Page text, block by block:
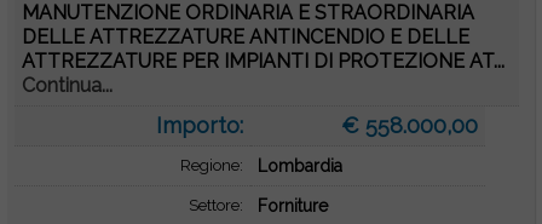
MANUTENZIONE ORDINARIA E STRAORDINARIA
DELLE ATTREZZATURE ANTINCENDIO E DELLE
ATTREZZATURE PER IMPIANTI DI PROTEZIONE AT...
Continua...
Importo: € 558.000,00
Regione: Lombardia
Settore: Forniture